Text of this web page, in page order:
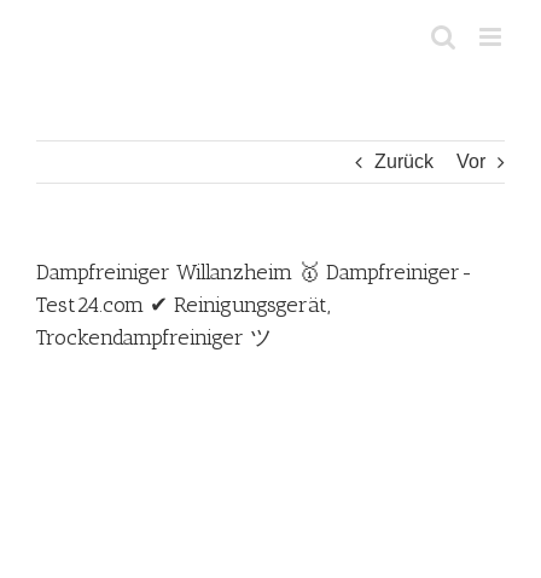
Zurück Vor
Dampfreiniger Willanzheim 🥇 Dampfreiniger-
Test24.com ✔ Reinigungsgerät,
Trockendampfreiniger ツ